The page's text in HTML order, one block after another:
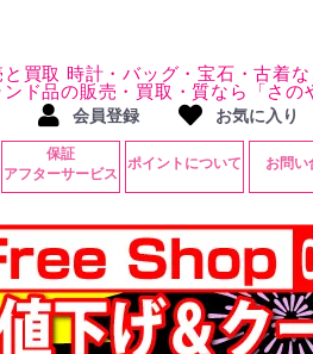
買取 時計・バッグ・宝石・古着な
ド品の販売・買取・質なら「さの
会員登録 お気に入り
保証
アフターサービス
ポイントについて お問い